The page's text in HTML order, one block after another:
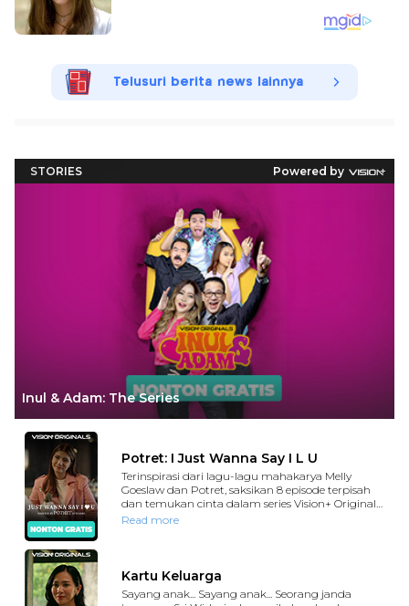
Telusuri berita news lainnya